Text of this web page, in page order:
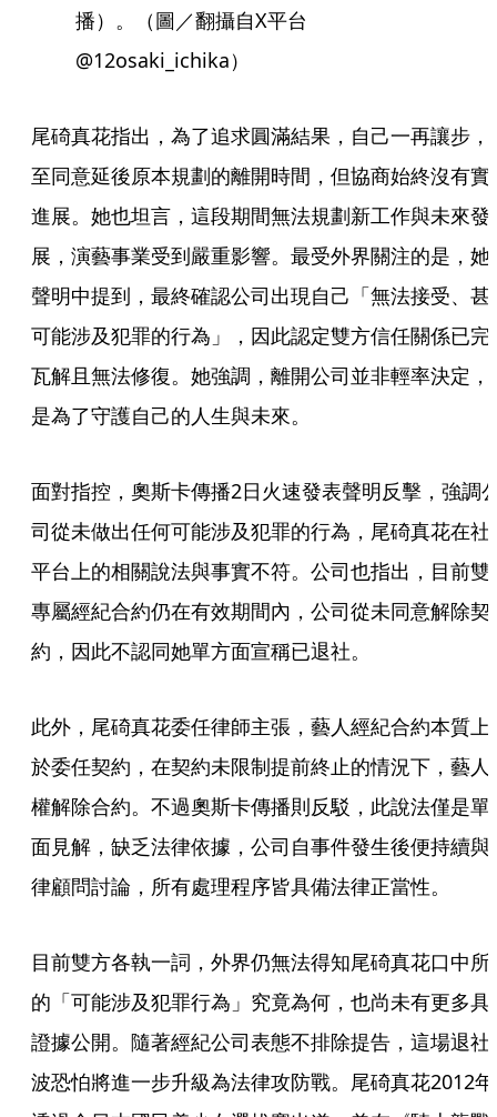
播）。（圖／翻攝自X平台
@12osaki_ichika）
尾碕真花指出，為了追求圓滿結果，自己一再讓步，
至同意延後原本規劃的離開時間，但協商始終沒有實
進展。她也坦言，這段期間無法規劃新工作與未來發
展，演藝事業受到嚴重影響。最受外界關注的是，她
聲明中提到，最終確認公司出現自己「無法接受、甚
可能涉及犯罪的行為」，因此認定雙方信任關係已完
瓦解且無法修復。她強調，離開公司並非輕率決定，
是為了守護自己的人生與未來。
面對指控，奧斯卡傳播2日火速發表聲明反擊，強調
司從未做出任何可能涉及犯罪的行為，尾碕真花在社
平台上的相關說法與事實不符。公司也指出，目前雙
專屬經紀合約仍在有效期間內，公司從未同意解除契
約，因此不認同她單方面宣稱已退社。
此外，尾碕真花委任律師主張，藝人經紀合約本質上
於委任契約，在契約未限制提前終止的情況下，藝人
權解除合約。不過奧斯卡傳播則反駁，此說法僅是單
面見解，缺乏法律依據，公司自事件發生後便持續與
律顧問討論，所有處理程序皆具備法律正當性。
目前雙方各執一詞，外界仍無法得知尾碕真花口中所
的「可能涉及犯罪行為」究竟為何，也尚未有更多具
證據公開。隨著經紀公司表態不排除提告，這場退社
波恐怕將進一步升級為法律攻防戰。尾碕真花2012年